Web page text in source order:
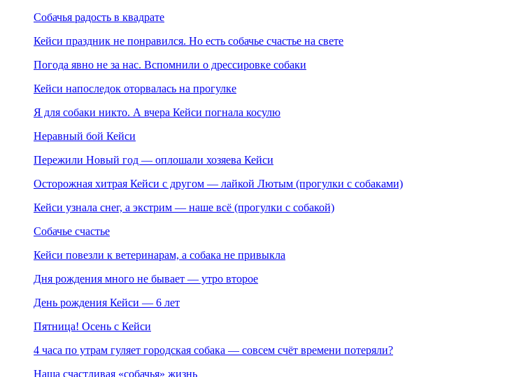
Собачья радость в квадрате
Кейси праздник не понравился. Но есть собачье счастье на свете
Погода явно не за нас. Вспомнили о дрессировке собаки
Кейси напоследок оторвалась на прогулке
Я для собаки никто. А вчера Кейси погнала косулю
Неравный бой Кейси
Пережили Новый год — оплошали хозяева Кейси
Осторожная хитрая Кейси с другом — лайкой Лютым (прогулки с собаками)
Кейси узнала снег, а экстрим — наше всё (прогулки с собакой)
Собачье счастье
Кейси повезли к ветеринарам, а собака не привыкла
Дня рождения много не бывает — утро второе
День рождения Кейси — 6 лет
Пятница! Осень с Кейси
4 часа по утрам гуляет городская собака — совсем счёт времени потеряли?
Наша счастливая «собачья» жизнь